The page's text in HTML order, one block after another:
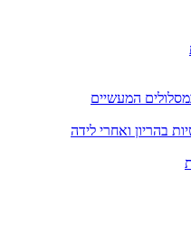
המעשיים
בהריון ואחרי לידה